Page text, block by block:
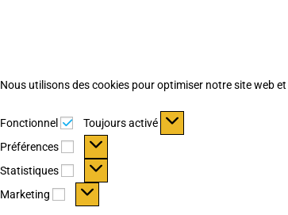
Nous utilisons des cookies pour optimiser notre site web
Fonctionnel Fonctionnel
Toujours activé
Préférences
Préférences
Statistiques Statistiques
Marketing Marketing